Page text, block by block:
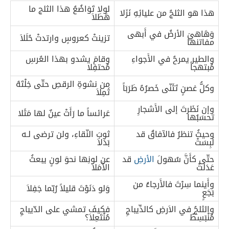
هذا هو الثلجُ من عليائِهِ نَزَلا
لولا تَوَاضُعُ هذا الثلج ما
هَطَلاَ
وَهَاهيَ الأرضُ في أَبهى
مفاتنها
تزينتْ كعروسٍ وارتدتْ حُلَلاَ
والطير يمرحُ في الأَجواءِ
مُبتهجاً
وقامَ يشدو بهذا العُرسِ
مُحتفِلا
وكلُّ غصنٍ تَثَنّى خَصرُهُ طَرَبَاً
من نشوةِ الرقصِ حتّى خِلْتَهُ
ثَمِلاَ
وإن نَظَرتَ إلى الأَشجارِ
تحسَبُها
عَرائساً ما رَأَتْ عينٌ لها مَثَلا
وحيثُ تنظرُ فالآفاقُ قد
لَبِسَتْ
ثوبَ النّقاءِ، ولن ترضى لـه
بَدَلاَ
حتّى كأَنَّ سُهولَ الأرضِ قد
عَدَلَتْ
عن لونِها نحوَ لونٍ يبعثُ
الأَمَلاَ
وأَينما سِرْتَ فالأَرجاءُ من
بَجَعٍ
وَلو دَنَوْتَ قليلاً رُبّما جَفِلاَ
والثلجُ في الاَرضِ كالدِّيباجِ
مُنْبَسِطٌ
فكيفَ تمشي على الدّيباجِ
مُنْتَعِلاَ؟